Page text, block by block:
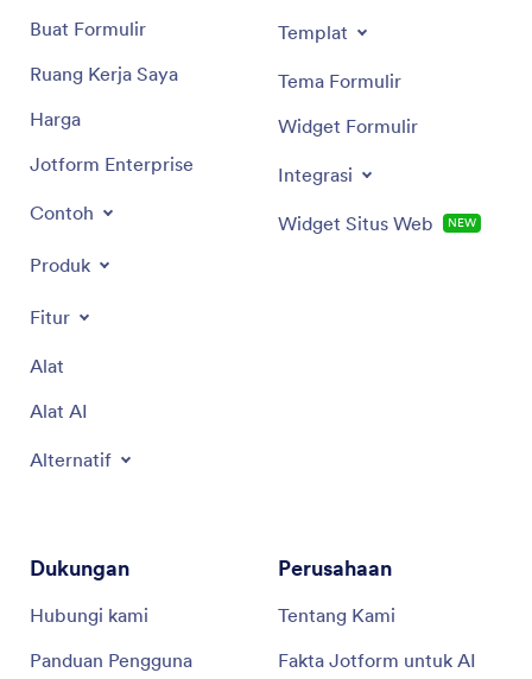
Buat Formulir
Ruang Kerja Saya
Harga
Jotform Enterprise
Contoh
Produk
Fitur
Alat
Alat AI
Alternatif
Templat
Tema Formulir
Widget Formulir
Integrasi
Widget Situs Web NEW
Dukungan
Hubungi kami
Panduan Pengguna
Perusahaan
Tentang Kami
Fakta Jotform untuk AI